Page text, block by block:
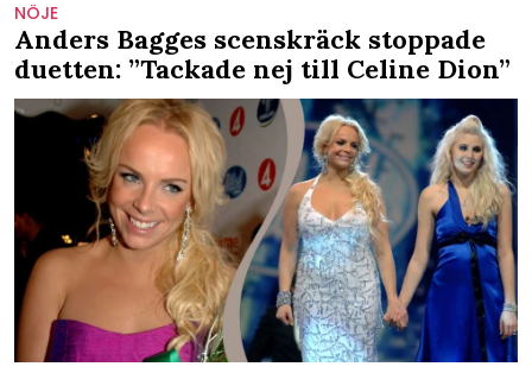
NÖJE
Anders Bagges scenskräck stoppade
duetten: ”Tackade nej till Celine Dion”